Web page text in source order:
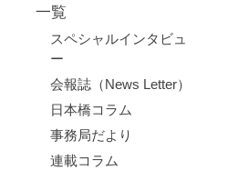
一覧
スペシャルインタビュ
ー
会報誌（News Letter）
日本橋コラム
事務局だより
連載コラム